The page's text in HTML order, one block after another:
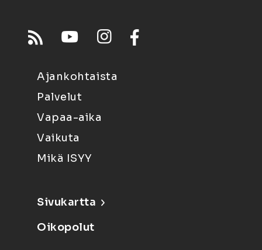
Ajankohtaista
Palvelut
Vapaa-aika
Vaikuta
Mikä ISYY
Sivukartta
Oikopolut